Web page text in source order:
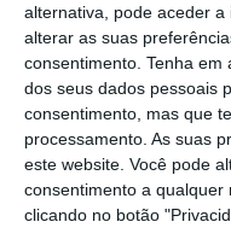
alternativa, pode aceder
alterar as suas
consentimento. Tenha em
dos seus dados pessoais
consentimento, mas que
processamento. As suas
este website. Você pode
consentimento a
clicando no botão
tenha acesso
opinião que
especiais que
história.
Esta
o ECO e os